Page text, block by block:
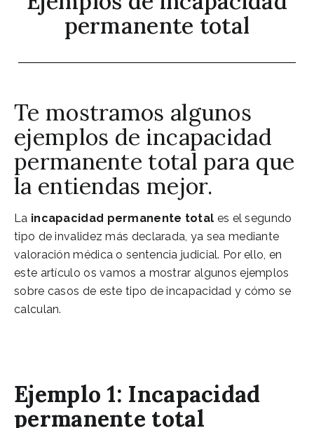
permanente total
Te mostramos algunos
ejemplos de incapacidad
permanente total para que
la entiendas mejor.
La incapacidad permanente total es el segundo
tipo de invalidez más declarada, ya sea mediante
valoración médica o sentencia judicial. Por ello, en
este artículo os vamos a mostrar algunos ejemplos
sobre casos de este tipo de incapacidad y cómo se
calculan.
Ejemplo 1: Incapacidad
permanente total